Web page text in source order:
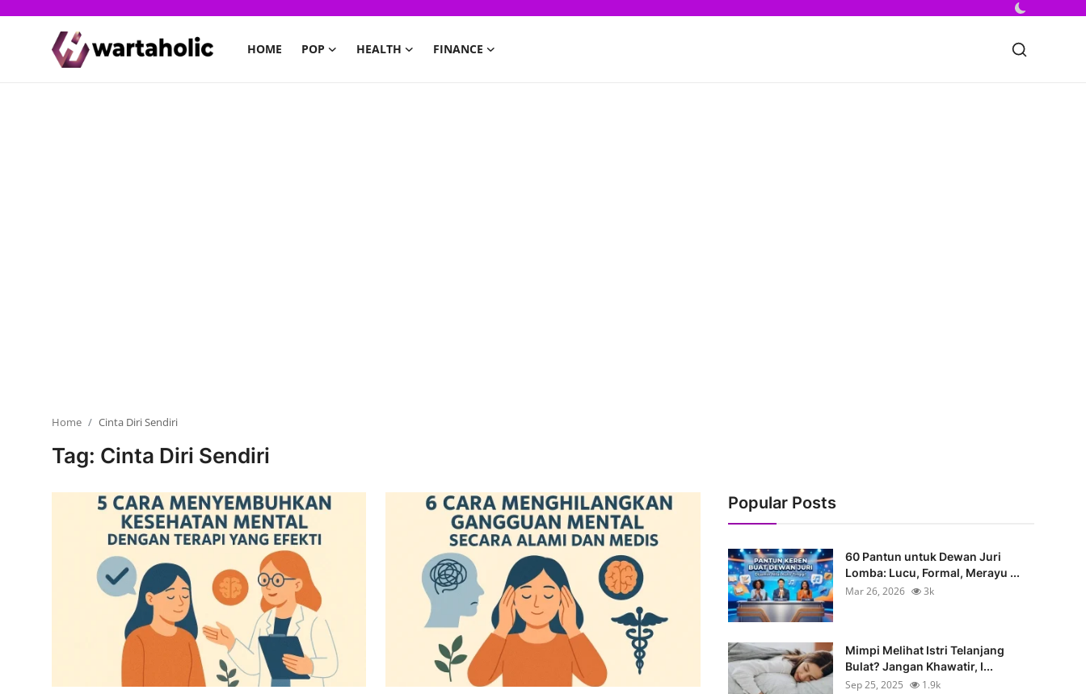
HOME POP HEALTH FINANCE
Home Cinta Diri Sendiri
Tag: Cinta Diri Sendiri
Popular Posts
60 Pantun untuk Dewan Juri
Lomba: Lucu, Formal, Merayu ...
Mar 26, 2026
3k
Mimpi Melihat Istri Telanjang
Bulat? Jangan Khawatir, I...
Sep 25, 2025
1.9k